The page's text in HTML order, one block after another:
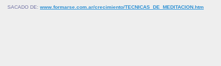
SACADO DE: www.formarse.com.ar/crecimiento/TECNICAS_DE_MEDITACION.htm